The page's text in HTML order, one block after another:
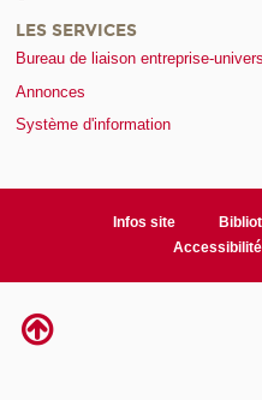
LES SERVICES
Bureau de liaison entreprise-
Annonces
Système d'information
Infos site